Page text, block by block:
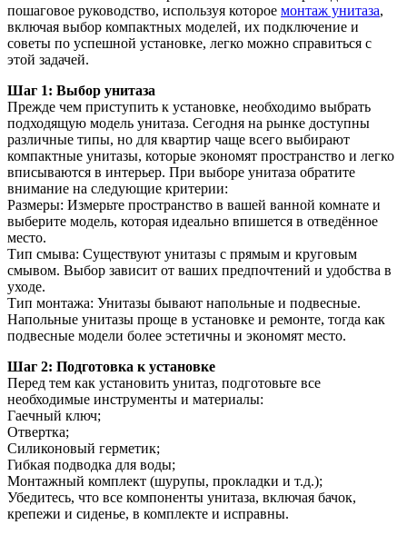
пошаговое руководство, используя которое монтаж унитаза,
включая выбор компактных моделей, их подключение и
советы по успешной установке, легко можно справиться с
этой задачей.
Шаг 1: Выбор унитаза
Прежде чем приступить к установке, необходимо выбрать
подходящую модель унитаза. Сегодня на рынке доступны
различные типы, но для квартир чаще всего выбирают
компактные унитазы, которые экономят пространство и легко
вписываются в интерьер. При выборе унитаза обратите
внимание на следующие критерии:
Размеры: Измерьте пространство в вашей ванной комнате и
выберите модель, которая идеально впишется в отведённое
место.
Тип смыва: Существуют унитазы с прямым и круговым
смывом. Выбор зависит от ваших предпочтений и удобства в
уходе.
Тип монтажа: Унитазы бывают напольные и подвесные.
Напольные унитазы проще в установке и ремонте, тогда как
подвесные модели более эстетичны и экономят место.
Шаг 2: Подготовка к установке
Перед тем как установить унитаз, подготовьте все
необходимые инструменты и материалы:
Гаечный ключ;
Отвертка;
Силиконовый герметик;
Гибкая подводка для воды;
Монтажный комплект (шурупы, прокладки и т.д.);
Убедитесь, что все компоненты унитаза, включая бачок,
крепежи и сиденье, в комплекте и исправны.